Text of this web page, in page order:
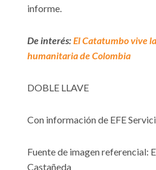
informe.
De interés:El Catatumbo vive
humanitaria de Colombia
DOBLE LLAVE
Con información de EFE
Fuente de imagen referencial:
Castañeda